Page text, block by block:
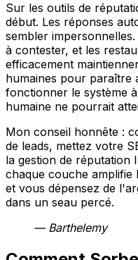
Sur les outils de
début. Les réponses
sembler
à contester, et les
efficacement
humaines pour paraître
fonctionner le système
humaine ne pourrait
Mon conseil honnête :
de leads, mettez votre
la gestion de réputation
chaque couche
et vous dépensez de
dans un seau percé.
— Barthelemy